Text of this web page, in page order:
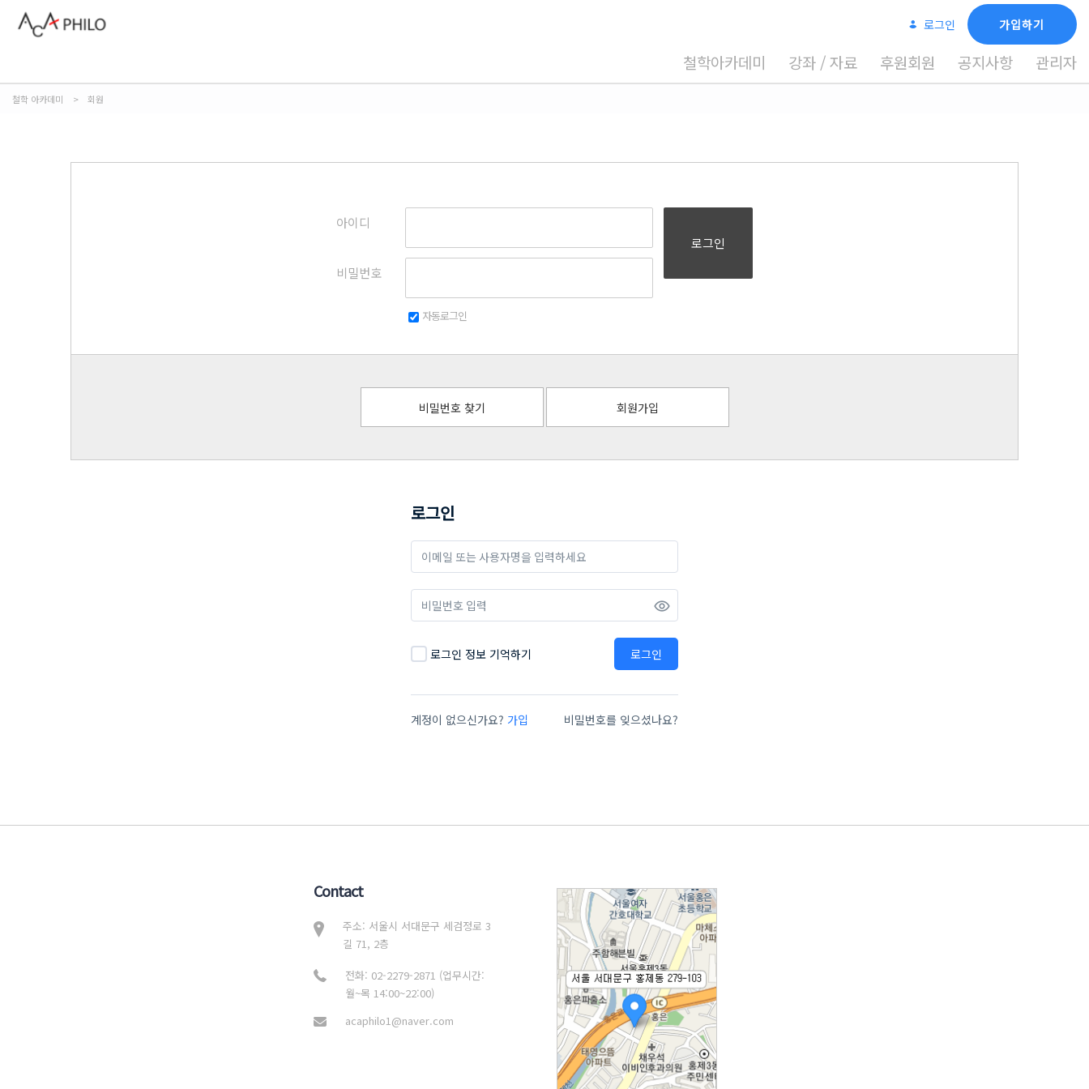
로그인 가입하기
철학아카데미 강좌 / 자료 후원회원 공지사항 관리자
철학 아카데미 > 회원
아이디
비밀번호
자동로그인
로그인
비밀번호 찾기 회원가입
로그인
로그인 정보 기억하기 로그인
계정이 없으신가요? 가입 비밀번호를 잊으셨나요?
Contact
주소: 서울시 서대문구 세검정로 3
길 71, 2층
전화: 02-2279-2871 (업무시간:
월~목 14:00~22:00)
acaphilo1@naver.com